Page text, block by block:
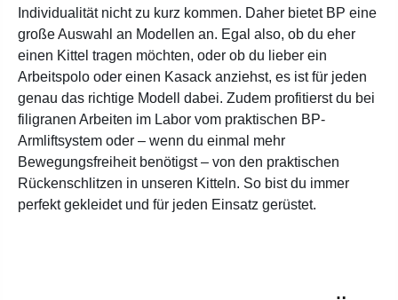
Individualität nicht zu kurz kommen. Daher bietet BP eine
große Auswahl an Modellen an. Egal also, ob du eher
einen Kittel tragen möchten, oder ob du lieber ein
Arbeitspolo oder einen Kasack anziehst, es ist für jeden
genau das richtige Modell dabei. Zudem profitierst du bei
filigranen Arbeiten im Labor vom praktischen BP-
Armliftsystem oder – wenn du einmal mehr
Bewegungsfreiheit benötigst – von den praktischen
Rückenschlitzen in unseren Kitteln. So bist du immer
perfekt gekleidet und für jeden Einsatz gerüstet.